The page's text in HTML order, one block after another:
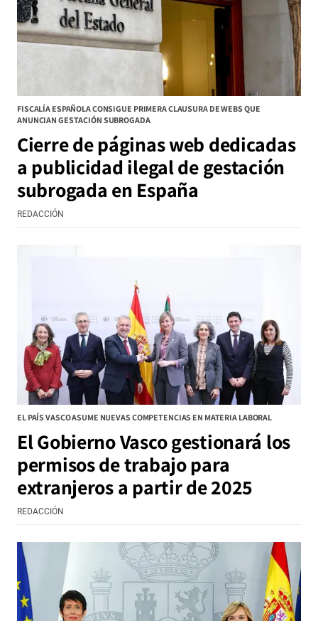
FISCALÍA ESPAÑOLA CONSIGUE PRIMERA CLAUSURA DE WEBS QUE
ANUNCIAN GESTACIÓN SUBROGADA
Cierre de páginas web dedicadas
a publicidad ilegal de gestación
subrogada en España
REDACCIÓN
EL PAÍS VASCO ASUME NUEVAS COMPETENCIAS EN MATERIA LABORAL
El Gobierno Vasco gestionará los
permisos de trabajo para
extranjeros a partir de 2025
REDACCIÓN